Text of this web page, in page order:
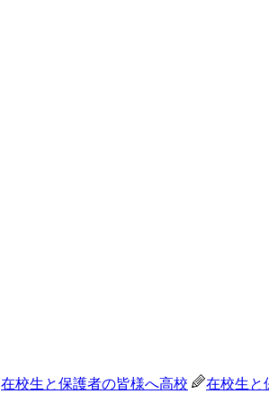
在校生と保護者の皆様へ高校 在校生と